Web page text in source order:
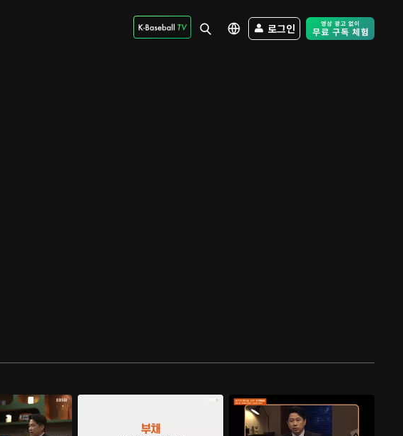
로그인 Free Trial -